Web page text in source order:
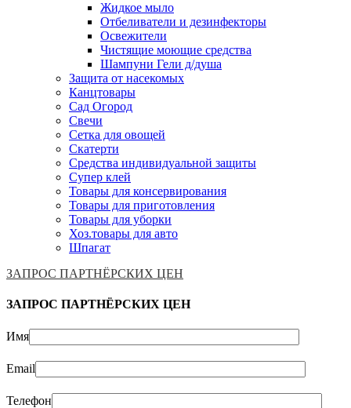
Жидкое мыло
Отбеливатели и дезинфекторы
Освежители
Чистящие моющие средства
Шампуни Гели д/душа
Защита от насекомых
Канцтовары
Сад Огород
Свечи
Сетка для овощей
Скатерти
Средства индивидуальной защиты
Супер клей
Товары для консервирования
Товары для приготовления
Товары для уборки
Хоз.товары для авто
Шпагат
ЗАПРОС ПАРТНЁРСКИХ ЦЕН
ЗАПРОС ПАРТНЁРСКИХ ЦЕН
Имя
Email
Телефон